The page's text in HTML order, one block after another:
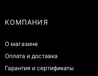
КОМПАНИЯ
О магазине
Оплата и доставка
Гарантия и сертификаты